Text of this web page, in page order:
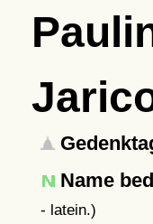
Name
- latein.)